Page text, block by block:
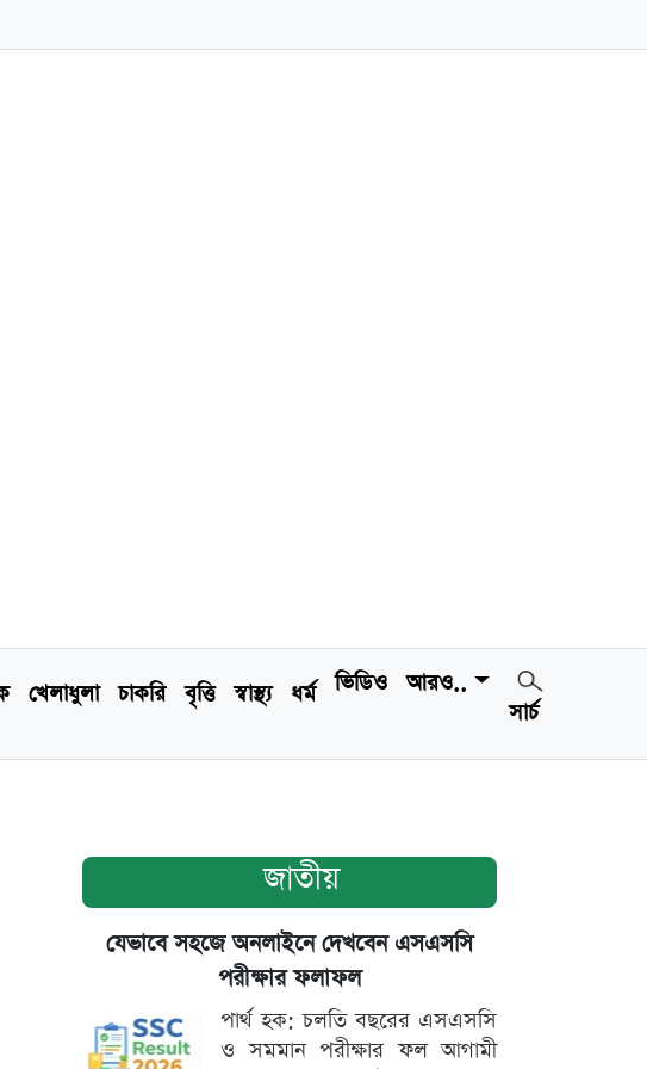
খেলাধুলা চাকরি বৃত্তি স্বাস্থ্য ধর্ম ভিডিও
আরও..
সার্চ
জাতীয়
যেভাবে সহজে অনলাইনে দেখবেন এসএসসি
পরীক্ষার ফলাফল
পার্থ হক: চলতি বছরের এসএসসি
ও সমমান পরীক্ষার ফল আগামী